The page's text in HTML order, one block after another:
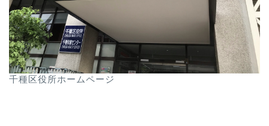
千種区役所ホームページ